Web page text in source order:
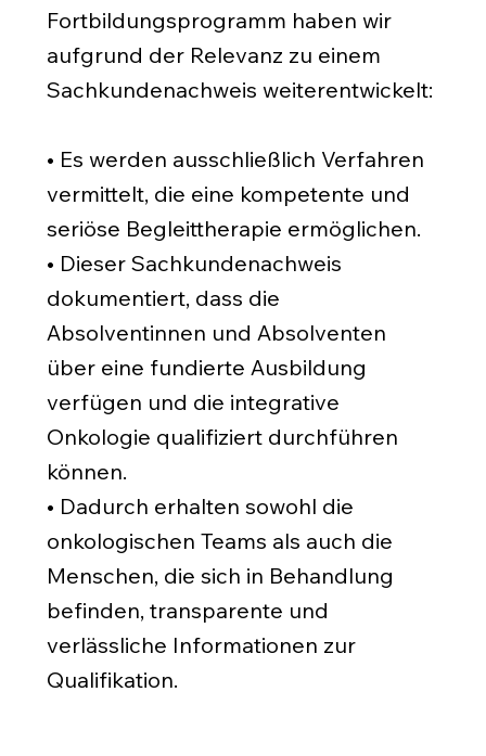
Fortbildungsprogramm haben wir
aufgrund der Relevanz zu einem
Sachkundenachweis weiterentwickelt:
• Es werden ausschließlich Verfahren
vermittelt, die eine kompetente und
seriöse Begleittherapie ermöglichen.
• Dieser Sachkundenachweis
dokumentiert, dass die
Absolventinnen und Absolventen
über eine fundierte Ausbildung
verfügen und die integrative
Onkologie qualifiziert durchführen
können.
• Dadurch erhalten sowohl die
onkologischen Teams als auch die
Menschen, die sich in Behandlung
befinden, transparente und
verlässliche Informationen zur
Qualifikation.